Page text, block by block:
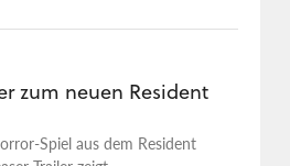
asymetrische Mehrspieler-
funktioniert und
Project Resistance
zum neuen Resident
Spiel aus dem Resident